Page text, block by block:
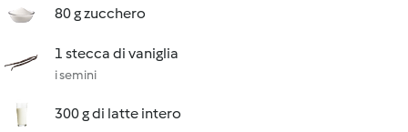
80 g zucchero
1 stecca di vaniglia
i semini
300 g di latte intero